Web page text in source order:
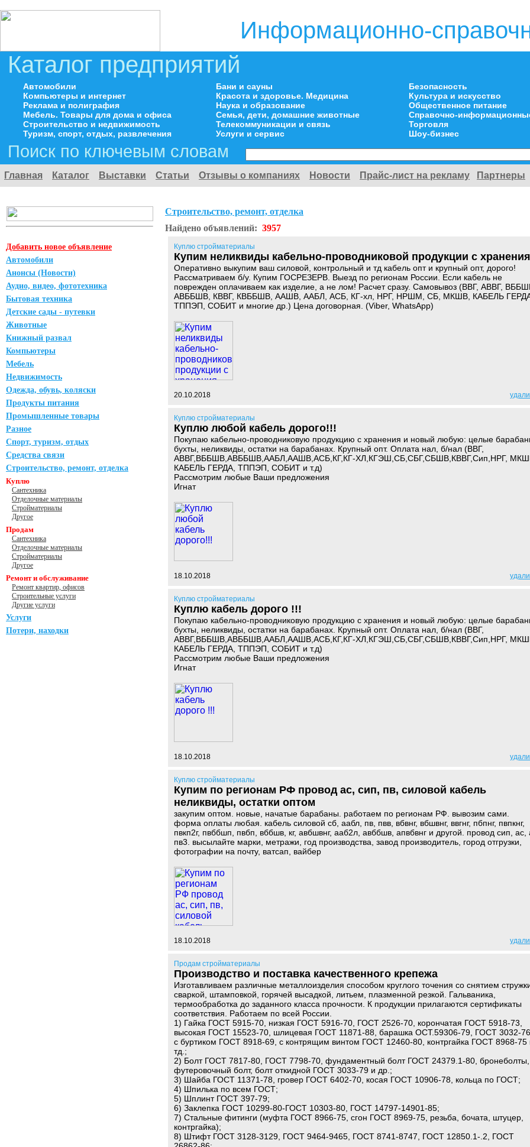
Информационно-
Каталог предприятий
Автомобили
Компьютеры и интернет
Реклама и полиграфия
Мебель. Товары для дома и офиса
Строительство и недвижимость
Туризм, спорт, отдых, развлечения
Бани и сауны
Красота и здоровье. Медицина
Наука и образование
Семья, дети, домашние животные
Телекоммуникации и связь
Услуги и сервис
Безопасность
Культура и искусство
Общественное питание
Справочно-
Торговля
Шоу-бизнес
Поиск по ключевым словам
Главная Каталог Выставки Статьи Отзывы о компаниях Новости Прайс-лист на рекламу Партнеры
Добавить новое объявление
Автомобили
Анонсы (Новости)
Аудио, видео, фототехника
Бытовая техника
Детские сады - путевки
Животные
Книжный развал
Компьютеры
Мебель
Недвижимость
Одежда, обувь, коляски
Продукты питания
Промышленные товары
Разное
Спорт, туризм, отдых
Средства связи
Строительство, ремонт, отделка
Куплю
Сантехника
Отделочные материалы
Стройматериалы
Другое
Продам
Сантехника
Отделочные материалы
Стройматериалы
Другое
Ремонт и обслуживание
Ремонт квартир, офисов
Строительные услуги
Другие услуги
Услуги
Потери, находки
Строительство, ремонт, отделка
Найдено объявлений: 3957
Куплю стройматериалы
Купим неликвиды кабельно-проводниковой продукции с хранения
Оперативно выкупим ваш силовой, контрольный и тд кабель опт и крупный опт, дорого!
Рассматриваем б/у. Купим ГОСРЕЗЕРВ. Выезд по регионам России. Если кабель не
поврежден оплачиваем как изделие, а не лом! Расчет сразу. Самовывоз (ВВГ, АВВГ,
АВББШВ, КВВГ, КВББШВ, ААШВ, ААБЛ, АСБ, КГ-хл, НРГ, НРШМ, СБ, МКШВ, КАБЕЛЬ
ТППЭП, СОБИТ и многие др.) Цена договорная. (Viber, WhatsApp)
20.10.2018
Куплю стройматериалы
Куплю любой кабель дорого!!!
Покупаю кабельно-проводниковую продукцию с хранения и новый любую: целые
бухты, неликвиды, остатки на барабанах. Крупный опт. Оплата нал, б/нал (ВВГ,
АВВГ,ВББШВ,АВББШВ,ААБЛ,ААШВ,АСБ,КГ,КГ-ХЛ,КГЭШ,СБ,СБГ,СБШВ,КВВГ,Сип,НРГ,
КАБЕЛЬ ГЕРДА, ТППЭП, СОБИТ и т.д)
Рассмотрим любые Ваши предложения
Игнат
18.10.2018
Куплю стройматериалы
Куплю кабель дорого !!!
Покупаю кабельно-проводниковую продукцию с хранения и новый любую: целые
бухты, неликвиды, остатки на барабанах. Крупный опт. Оплата нал, б/нал (ВВГ,
АВВГ,ВББШВ,АВББШВ,ААБЛ,ААШВ,АСБ,КГ,КГ-ХЛ,КГЭШ,СБ,СБГ,СБШВ,КВВГ,Сип,НРГ,
КАБЕЛЬ ГЕРДА, ТППЭП, СОБИТ и т.д)
Рассмотрим любые Ваши предложения
Игнат
18.10.2018
Куплю стройматериалы
Купим по регионам РФ провод ас, сип, пв, силовой кабель
неликвиды, остатки оптом
закупим оптом. новые, начатые барабаны. работаем по регионам РФ. вывозим сами.
форма оплаты любая. кабель силовой сб, аабл, пв, пвв, вбвнг, вбшвнг, ввгнг, пбпнг, пвпкнг,
пвкп2г, пвббшп, пвбп, вббшв, кг, авбшвнг, ааб2л, авббшв, апвбвнг и другой. провод сип, ас,
пв3. высылайте марки, метражи, год производства, завод производитель, город отгрузки,
фотографии на почту, ватсап, вайбер
18.10.2018
Продам стройматериалы
Производство и поставка качественного крепежа
Изготавливаем различные металлоизделия способом круглого точения со снятием
сваркой, штамповкой, горячей высадкой, литьем, плазменной резкой. Гальваника,
термообработка до заданного класса прочности. К продукции прилагаются сертификаты
соответствия. Работаем по всей России.
1) Гайка ГОСТ 5915-70, низкая ГОСТ 5916-70, ГОСТ 2526-70, корончатая ГОСТ 5918-73,
высокая ГОСТ 15523-70, шлицевая ГОСТ 11871-88, барашка ОСТ.59306-79, ГОСТ 3032-76,
с буртиком ГОСТ 8918-69, с контрящим винтом ГОСТ 12460-80, контргайка ГОСТ 8968-75
тд.;
2) Болт ГОСТ 7817-80, ГОСТ 7798-70, фундаментный болт ГОСТ 24379.1-80, бронеболты,
футеровочный болт, болт откидной ГОСТ 3033-79 и др.;
3) Шайба ГОСТ 11371-78, гровер ГОСТ 6402-70, косая ГОСТ 10906-78, кольца по ГОСТ;
4) Шпилька по всем ГОСТ;
5) Шплинт ГОСТ 397-79;
6) Заклепка ГОСТ 10299-80-ГОСТ 10303-80, ГОСТ 14797-14901-85;
7) Стальные фитинги (муфта ГОСТ 8966-75, сгон ГОСТ 8969-75, резьба, бочата, штуцер,
контргайка);
8) Штифт ГОСТ 3128-3129, ГОСТ 9464-9465, ГОСТ 8741-8747, ГОСТ 12850.1-.2, ГОСТ